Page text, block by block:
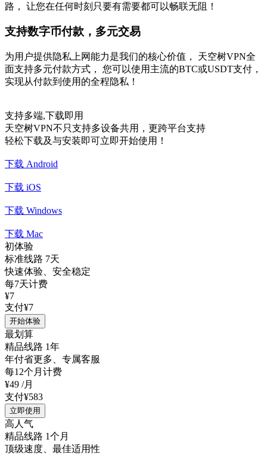
路， 让您在任何时刻只要有需要都可以畅联无阻！
支持数字币付款，多元交易
为用户提供隐私上网能力是我们的核心价值， 天空树VPN全
面支持多元付款方式， 您可以使用主流的BTC或USDT支付，
实现从付款到使用的全程隐私！
支持多端,下载即用
天空树VPN不只支持多设备共用，更跨平台支持
轻松下载及与安装即可立即开始使用！
下载 Android
下载 iOS
下载 Windows
下载 Mac
初体验
标准线路 7天
快速体验、安全稳定
每7天计费
¥7
支付¥7
开始体验
最划算
精品线路 1年
年付省更多、专属客服
每12个月计费
¥49 /月
支付¥583
立即使用
高人气
精品线路 1个月
顶级速度、最佳适用性